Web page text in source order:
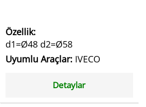
Özellik:
d1=Ø48 d2=Ø58
Uyumlu Araçlar: IVECO
Detaylar